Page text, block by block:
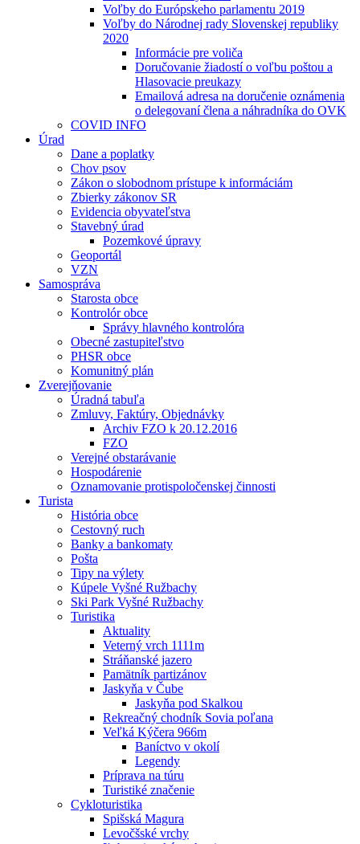
Voľby do Európskeho parlamentu 2019
Voľby do Národnej rady Slovenskej republiky
2020
Informácie pre voliča
Doručovanie žiadostí o voľbu poštou a
Hlasovacie preukazy
Emailová adresa na doručenie oznámenia
o delegovaní člena a náhradníka do OVK
COVID INFO
Úrad
Dane a poplatky
Chov psov
Zákon o slobodnom prístupe k informáciám
Zbierky zákonov SR
Evidencia obyvateľstva
Stavebný úrad
Pozemkové úpravy
Geoportál
VZN
Samospráva
Starosta obce
Kontrolór obce
Správy hlavného kontrolóra
Obecné zastupiteľstvo
PHSR obce
Komunitný plán
Zverejňovanie
Úradná tabuľa
Zmluvy, Faktúry, Objednávky
Archiv FZO k 20.12.2016
FZO
Verejné obstarávanie
Hospodárenie
Oznamovanie protispoločenskej činnosti
Turista
História obce
Cestovný ruch
Banky a bankomaty
Pošta
Tipy na výlety
Kúpele Vyšné Ružbachy
Ski Park Vyšné Ružbachy
Turistika
Aktuality
Veterný vrch 1111m
Stráňanské jazero
Pamätník partizánov
Jaskyňa v Čube
Jaskyňa pod Skalkou
Rekreačný chodník Sovia poľana
Veľká Kýčera 966m
Baníctvo v okolí
Legendy
Príprava na túru
Turistiké značenie
Cykloturistika
Spišská Magura
Levočšské vrchy